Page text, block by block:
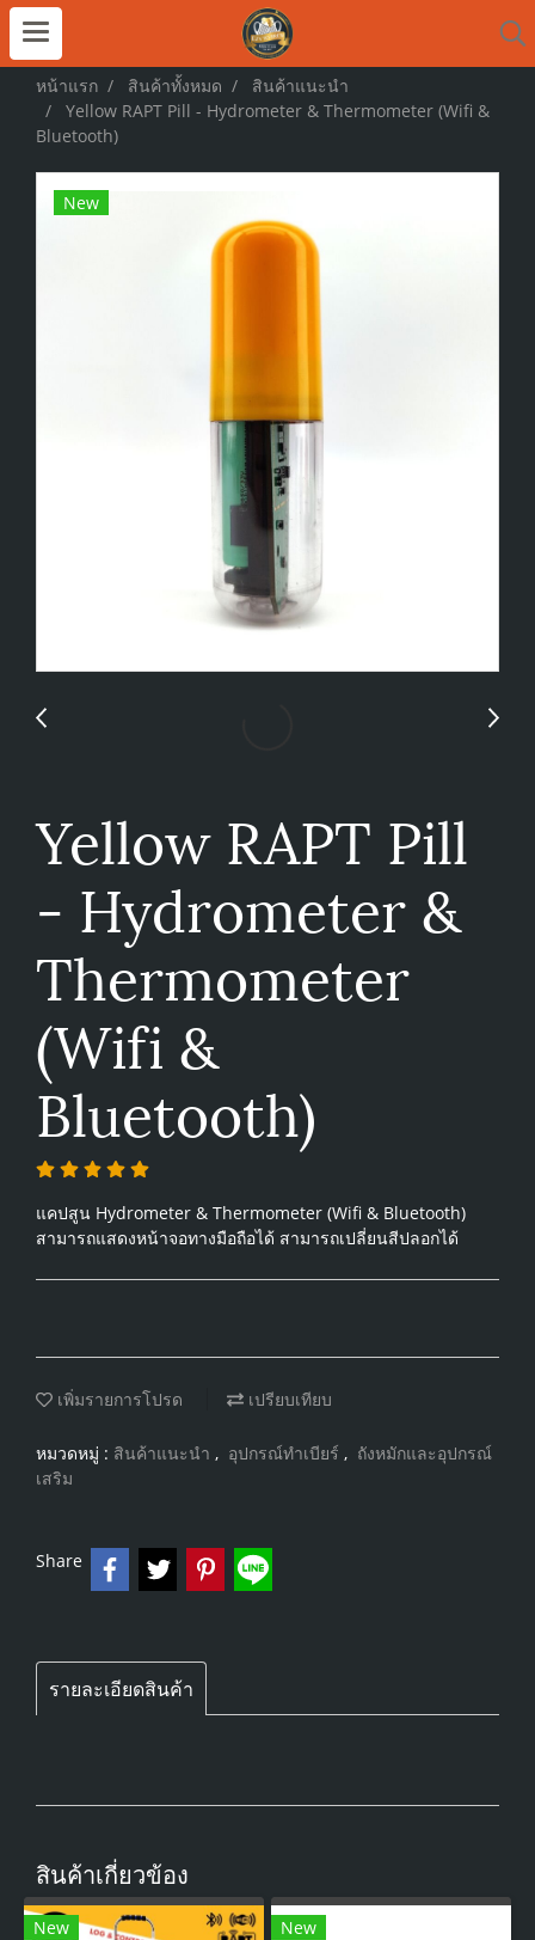
หน้าแรก สินค้าทั้งหมด
สินค้าแนะนำ
Yellow RAPT Pill - Hydrometer & Thermometer (Wifi &
Bluetooth)
New
Yellow RAPT Pill
- Hydrometer &
Thermometer
(Wifi &
Bluetooth)
แคปสูน Hydrometer & Thermometer (Wifi & Bluetooth)
สามารถแสดงหน้าจอทางมือถือได้ สามารถเปลี่ยนสีปลอกได้
เพิ่มรายการโปรด เปรียบเทียบ
หมวดหมู่ : สินค้าแนะนำ , อุปกรณ์ทำเบียร์ , ถังหมักและอุปกรณ์
เสริม
Share
รายละเอียดสินค้า
สินค้าเกี่ยวข้อง
New New